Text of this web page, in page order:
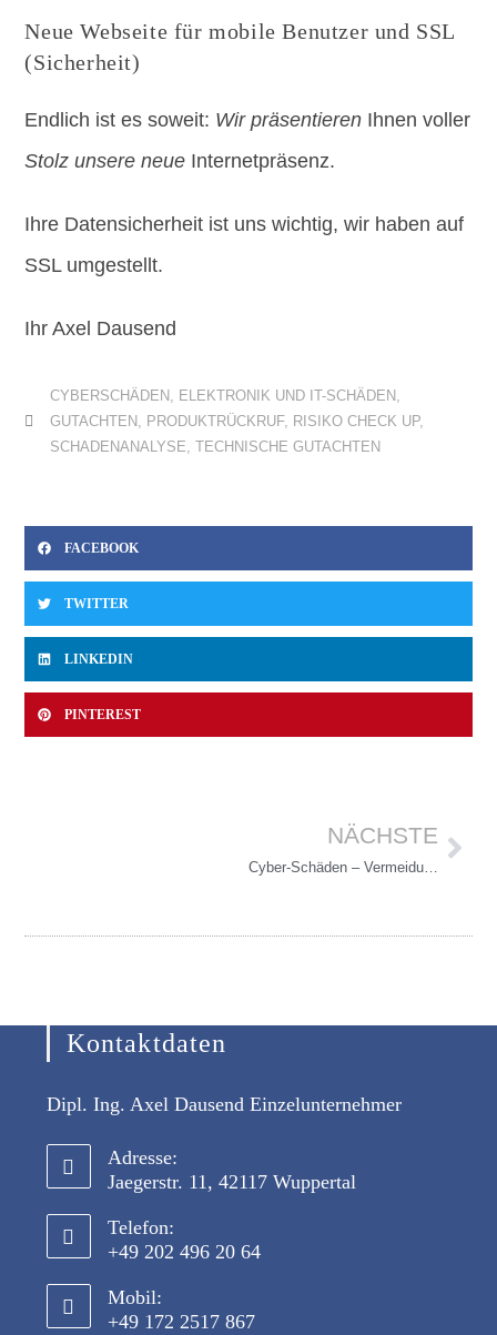
Neue Webseite für mobile Benutzer und SSL
(Sicherheit)
Endlich ist es soweit: Wir präsentieren Ihnen voller
Stolz unsere neue Internetpräsenz.
Ihre Datensicherheit ist uns wichtig, wir haben auf
SSL umgestellt.
Ihr Axel Dausend
CYBERSCHÄDEN , ELEKTRONIK UND IT-SCHÄDEN ,
GUTACHTEN , PRODUKTRÜCKRUF, RISIKO CHECK UP,
SCHADENANALYSE,TECHNISCHE GUTACHTEN
FACEBOOK
TWITTER
LINKEDIN
PINTEREST
NÄCHSTE
Cyber-Schäden – Vermeidung von Betriebsunterbrechungen (BU) und Produktionsstillständen
Kontaktdaten
Dipl. Ing. Axel Dausend Einzelunternehmer
Adresse:
Jaegerstr. 11, 42117 Wuppertal
Telefon:
+49 202 496 20 64
Mobil:
+49 172 2517 867